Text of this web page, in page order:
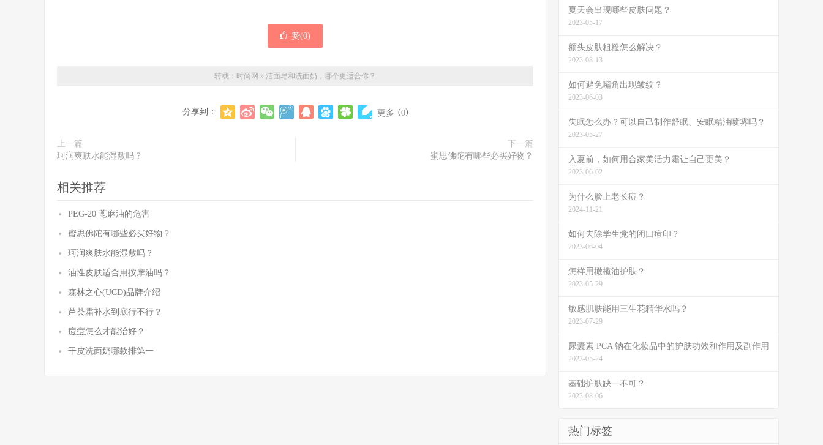
赞(0)
转载： 时尚网 » 洁面皂和洗面奶，哪个更适合你？
分享到： 更多 (0)
上一篇
珂润爽肤水能湿敷吗？
下一篇
蜜思佛陀有哪些必买好物？
相关推荐
PEG-20 蓖麻油的危害
蜜思佛陀有哪些必买好物？
珂润爽肤水能湿敷吗？
油性皮肤适合用按摩油吗？
森林之心(UCD)品牌介绍
芦荟霜补水到底行不行？
痘痘怎么才能治好？
干皮洗面奶哪款排第一
夏天会出现哪些皮肤问题？
2023-05-17
额头皮肤粗糙怎么解决？
2023-08-13
如何避免嘴角出现皱纹？
2023-06-03
失眠怎么办？可以自己制作舒眠、安眠精油喷雾吗？
2023-05-27
入夏前，如何用合家美活力霜让自己更美？
2023-06-02
为什么脸上老长痘？
2024-11-21
如何去除学生党的闭口痘印？
2023-06-04
怎样用橄榄油护肤？
2023-05-29
敏感肌肤能用三生花精华水吗？
2023-07-29
尿囊素 PCA 钠在化妆品中的护肤功效和作用及副作用
2023-05-24
基础护肤缺一不可？
2023-08-06
热门标签